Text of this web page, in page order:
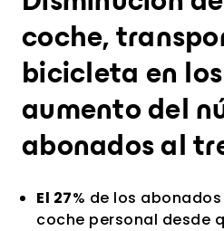
coche,
bicicleta en
aumento del
abonados al
El 27% de los
coche personal desde